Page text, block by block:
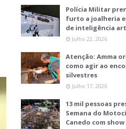
Polícia Militar
furto a joalheria
de inteligência
Julho 22, 2026
Atenção: Amma
como agir ao
silvestres
Julho 17, 2026
13 mil pessoas
Semana do
Canedo com